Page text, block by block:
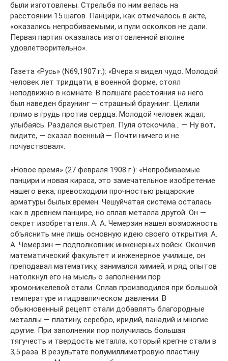
были изготовлены. Стрельба по ним велась на
расстоянии 15 шагов. Панцири, как отмечалось в акте,
«оказались непробиваемыми, и пули осколков не дали.
Первая партия оказалась изготовленной вполне
удовлетворительно».
Газета «Русь» (N69,1907 г.): «Вчера я видел чудо. Молодой
человек лет тридцати, в военной форме, стоял
неподвижно в комнате. В полшаге расстояния на него
был наведен браунинг — страшный браунинг. Целили
прямо в грудь против сердца. Молодой человек ждал,
улыбаясь. Раздался выстрел. Пуля отскочила… — Ну вот,
видите, — сказал военный.— Почти ничего и не
почувствовал».
«Новое время» (27 февраля 1908 г.): «Непробиваемые
панцири и новая кираса, это замечательное изобретение
нашего века, превосходили прочностью рыцарские
арматуры былых времен. Чешуйчатая система осталась
как в древнем панцире, но сплав металла другой. Он —
секрет изобретателя. А. А. Чемерзин нашел возможность
объяснить мне лишь основную идею своего открытия. А.
А. Чемерзин — подполковник инженерных войск. Окончив
математический факультет и инженерное училище, он
преподавал математику, занимался химией, и ряд опытов
натолкнул его на мысль о заполнении пор
хромоникелевой стали. Сплав производился при большой
температуре и гидравлическом давлении. В
обыкновенный рецепт стали добавлять благородные
металлы — платину, серебро, иридий, ванадий и многие
другие. При заполнении пор получилась большая
тягучесть и твердость металла, который крепче стали в
3,5 раза. В результате полумиллиметровую пластину